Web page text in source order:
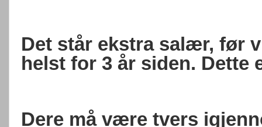
Det står ekstra salær, før
helst for 3 år siden. Dette
Dere må være tvers